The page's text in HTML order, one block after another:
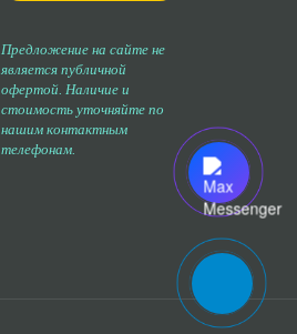
Предложение на сайте не
является публичной
офертой. Наличие и
стоимость уточняйте по
нашим контактным
телефонам.